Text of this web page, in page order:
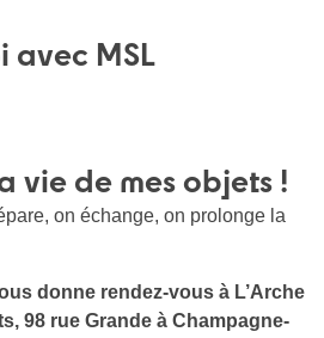
avec MSL
vie de mes objets !
on échange, on prolonge la
donne rendez-vous à L’Arche
98 rue Grande à Champagne-